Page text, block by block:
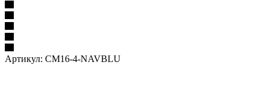
Артикул: CM16-4-NAVBLU